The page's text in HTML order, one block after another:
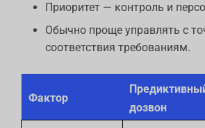
Приоритет — контроль и
Обычно проще управлять с
соответствия требованиям.
Фактор
дозвон